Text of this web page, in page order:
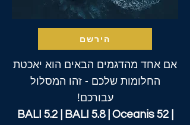
הירשם
אם אחד מהדגמים הבאים הוא יאכטת
החלומות שלכם - זהו המסלול
עבורכם!
BALI 5.2 | BALI 5.8 | Oceanis 52 |